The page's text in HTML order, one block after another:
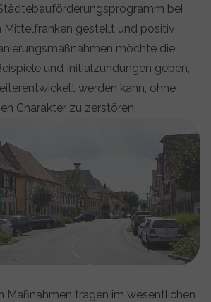
bei
Mittelfranken gestellt und positiv
möchte die
und Initialzündungen geben,
werden kann, ohne
Charakter zu zerstören.
Maßnahmen tragen im wesentlichen